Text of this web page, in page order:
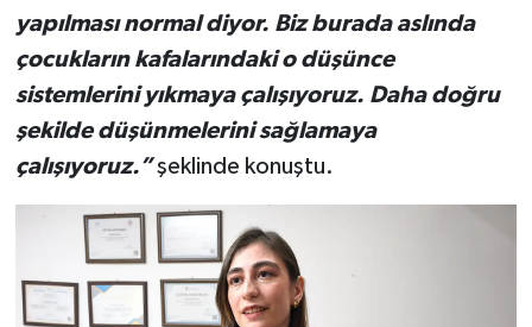
yapılması normal diyor. Biz burada aslında
çocukların kafalarındaki o düşünce
sistemlerini yıkmaya çalışıyoruz. Daha doğru
şekilde düşünmelerini sağlamaya
çalışıyoruz.”şeklinde konuştu.